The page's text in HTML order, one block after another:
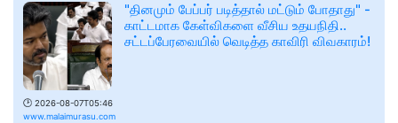
🕑 2026-08-07T05:46
www.malaimurasu.com
"தினமும் பேப்பர் படித்தால் மட்டும் போதாது" -
காட்டமாக கேள்விகளை வீசிய உதயநிதி..
சட்டப்பேரவையில் வெடித்த காவிரி விவகாரம்!